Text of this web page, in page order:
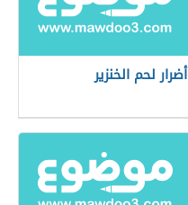
أضرار لحم الخنزير